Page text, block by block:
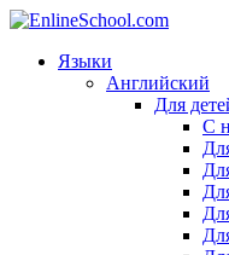
Языки
Английский
Для
С